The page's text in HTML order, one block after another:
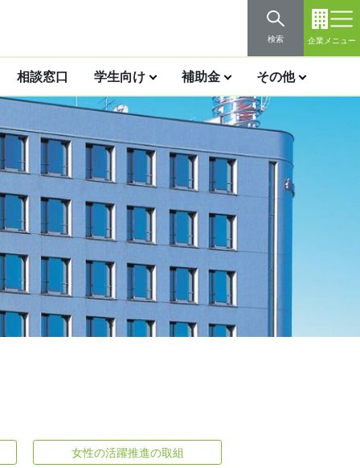
検索 企業メニュー
相談窓口 学生向け 補助金 その他
女性の活躍推進の取組